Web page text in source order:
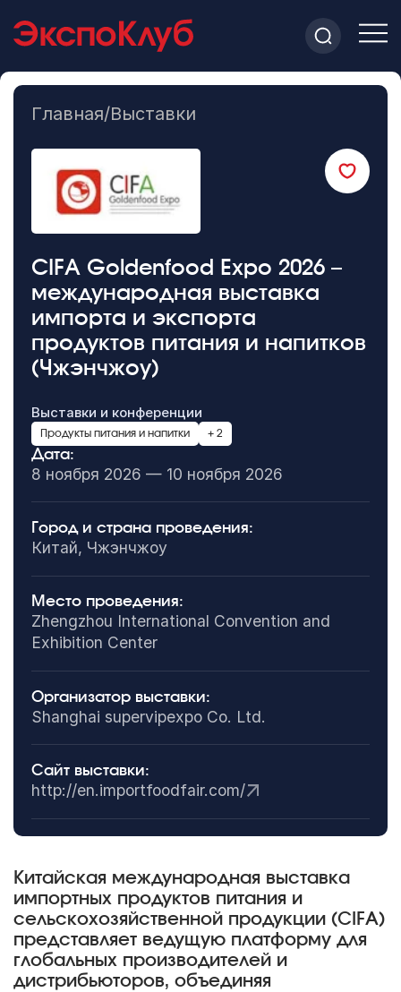
Главная/Выставки
CIFA Goldenfood Expo 2026 –
международная выставка
импорта и экспорта
продуктов питания и напитков
(Чжэнчжоу)
Выставки и конференции
Продукты питания и напитки + 2
Дата:
8 ноября 2026 — 10 ноября 2026
Город и страна проведения:
Китай, Чжэнчжоу
Место проведения:
Zhengzhou International Convention and
Exhibition Center
Организатор выставки:
Shanghai supervipexpo Co. Ltd.
Сайт выставки:
http://en.importfoodfair.com/
Китайская международная выставка
импортных продуктов питания и
сельскохозяйственной продукции (CIFA)
представляет ведущую платформу для
глобальных производителей и
дистрибьюторов, объединяя